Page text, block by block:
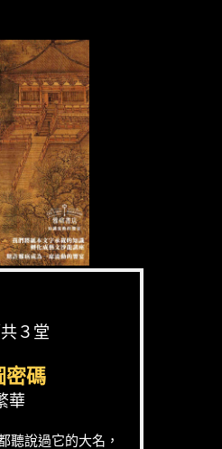
３堂
密碼
華
聽說過它的大名，